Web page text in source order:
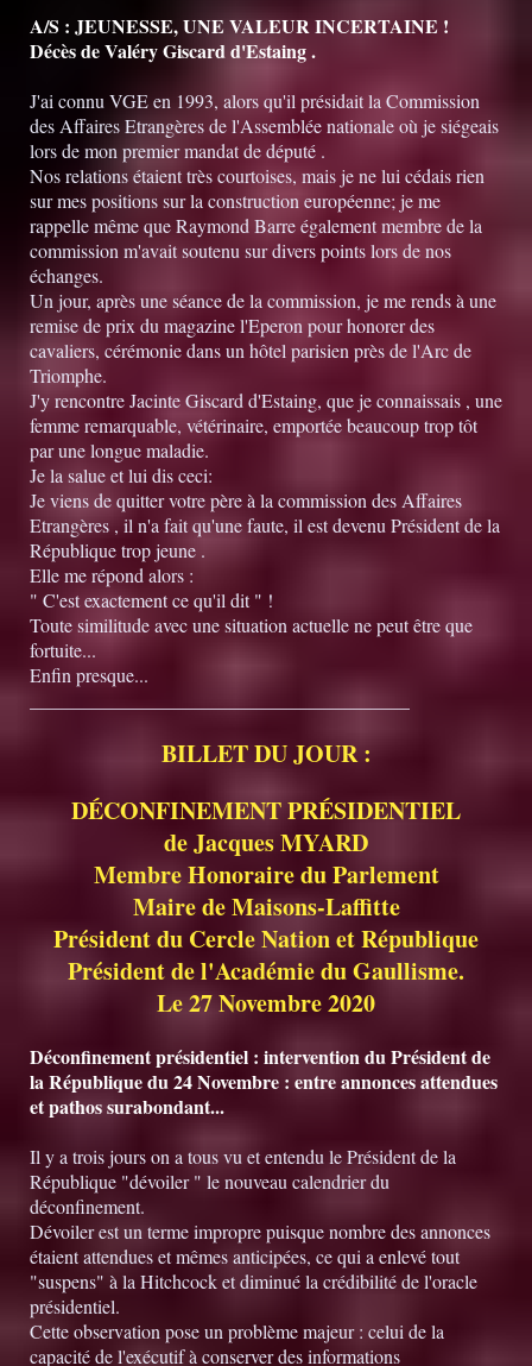
A/S : JEUNESSE, UNE VALEUR INCERTAINE !
Décès de Valéry Giscard d'Estaing .
J'ai connu VGE en 1993, alors qu'il présidait la Commission
des Affaires Etrangères de l'Assemblée nationale où je siégeais
lors de mon premier mandat de député .
Nos relations étaient très courtoises, mais je ne lui cédais rien
sur mes positions sur la construction européenne; je me
rappelle même que Raymond Barre également membre de la
commission m'avait soutenu sur divers points lors de nos
échanges.
Un jour, après une séance de la commission, je me rends à une
remise de prix du magazine l'Eperon pour honorer des
cavaliers, cérémonie dans un hôtel parisien près de l'Arc de
Triomphe.
J'y rencontre Jacinte Giscard d'Estaing, que je connaissais , une
femme remarquable, vétérinaire, emportée beaucoup trop tôt
par une longue maladie.
Je la salue et lui dis ceci:
Je viens de quitter votre père à la commission des Affaires
Etrangères , il n'a fait qu'une faute, il est devenu Président de la
République trop jeune .
Elle me répond alors :
" C'est exactement ce qu'il dit " !
Toute similitude avec une situation actuelle ne peut être que
fortuite...
Enfin presque...
BILLET DU JOUR :
DÉCONFINEMENT PRÉSIDENTIEL
de Jacques MYARD
Membre Honoraire du Parlement
Maire de Maisons-Laffitte
Président du Cercle Nation et République
Président de l'Académie du Gaullisme.
Le 27 Novembre 2020
Déconfinement présidentiel : intervention du Président de
la République du 24 Novembre : entre annonces attendues
et pathos surabondant...
Il y a trois jours on a tous vu et entendu le Président de la
République "dévoiler " le nouveau calendrier du
déconfinement.
Dévoiler est un terme impropre puisque nombre des annonces
étaient attendues et mêmes anticipées, ce qui a enlevé tout
"suspens" à la Hitchcock et diminué la crédibilité de l'oracle
présidentiel.
Cette observation pose un problème majeur : celui de la
capacité de l'exécutif à conserver des informations